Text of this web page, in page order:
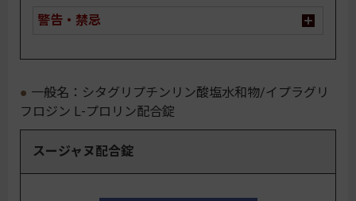
警告・禁忌
一般名：シタグリプチンリン酸塩水和物/イプラグリ
フロジン L-プロリン配合錠
スージャヌ配合錠